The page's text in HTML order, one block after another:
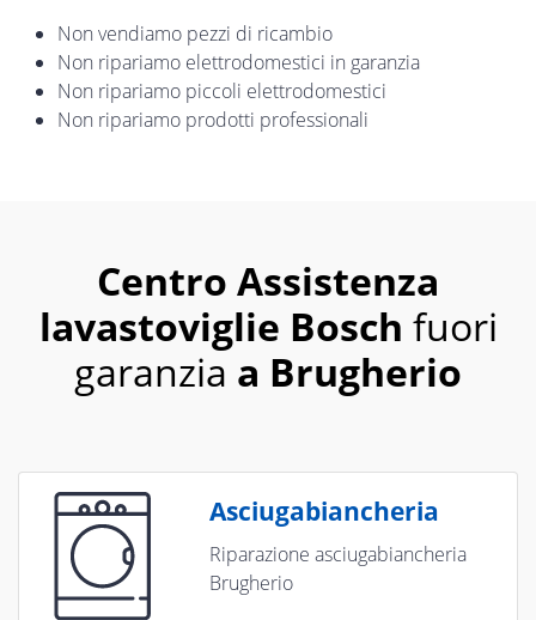
Non vendiamo pezzi di ricambio
Non ripariamo elettrodomestici in garanzia
Non ripariamo piccoli elettrodomestici
Non ripariamo prodotti professionali
Centro Assistenza
lavastoviglie Bosch fuori
garanzia a Brugherio
Asciugabiancheria
Riparazione asciugabiancheria
Brugherio